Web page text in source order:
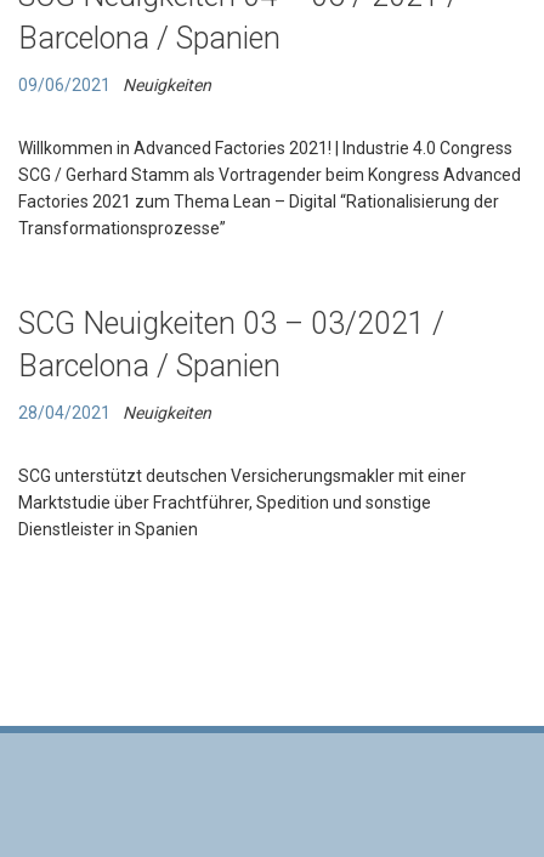
Barcelona / Spanien
09/06/2021 Neuigkeiten
Willkommen in Advanced Factories 2021! | Industrie 4.0 Congress
SCG / Gerhard Stamm als Vortragender beim Kongress Advanced
Factories 2021 zum Thema Lean – Digital “Rationalisierung der
Transformationsprozesse”
SCG Neuigkeiten 03 – 03/2021 /
Barcelona / Spanien
28/04/2021 Neuigkeiten
SCG unterstützt deutschen Versicherungsmakler mit einer
Marktstudie über Frachtführer, Spedition und sonstige
Dienstleister in Spanien